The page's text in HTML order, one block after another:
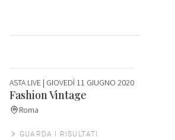
ASTA LIVE | GIOVEDÌ 11 GIUGNO 2020
Fashion Vintage
Roma
GUARDA I RISULTATI